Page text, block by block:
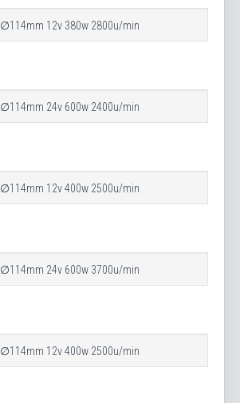
∅114mm 12v 380w 2800u/min
∅114mm 24v 600w 2400u/min
∅114mm 12v 400w 2500u/min
∅114mm 24v 600w 3700u/min
∅114mm 12v 400w 2500u/min